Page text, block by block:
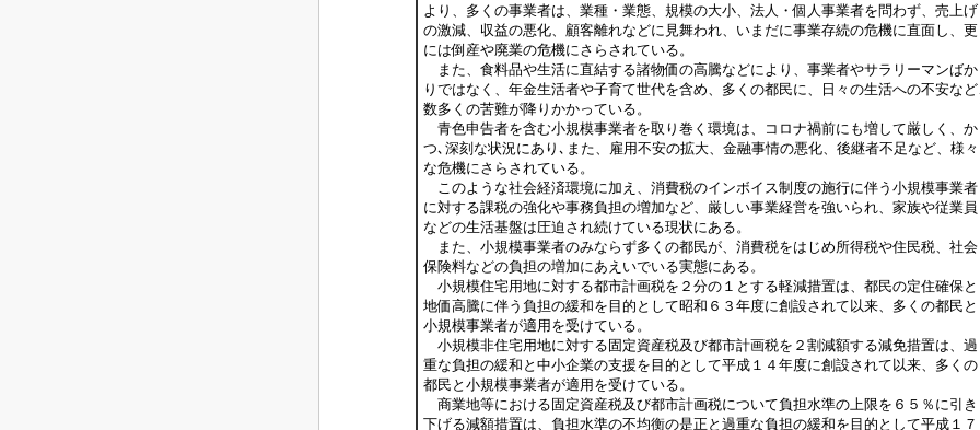
より、多くの事業者は、業種・業態、規模の大小、法人・個人事業者を問わず、売上げ
の激減、収益の悪化、顧客離れなどに見舞われ、いまだに事業存続の危機に直面し、更
には倒産や廃業の危機にさらされている。
また、食料品や生活に直結する諸物価の高騰などにより、事業者やサラリーマンばか
りではなく、年金生活者や子育て世代を含め、多くの都民に、日々の生活への不安など
数多くの苦難が降りかかっている。
青色申告者を含む小規模事業者を取り巻く環境は、コロナ禍前にも増して厳しく、か
つ､深刻な状況にあり､また、雇用不安の拡大、金融事情の悪化、後継者不足など、様々
な危機にさらされている。
このような社会経済環境に加え、消費税のインボイス制度の施行に伴う小規模事業者
に対する課税の強化や事務負担の増加など、厳しい事業経営を強いられ、家族や従業員
などの生活基盤は圧迫され続けている現状にある。
また、小規模事業者のみならず多くの都民が、消費税をはじめ所得税や住民税、社会
保険料などの負担の増加にあえいでいる実態にある。
小規模住宅用地に対する都市計画税を２分の１とする軽減措置は、都民の定住確保と
地価高騰に伴う負担の緩和を目的として昭和６３年度に創設されて以来、多くの都民と
小規模事業者が適用を受けている。
小規模非住宅用地に対する固定資産税及び都市計画税を２割減額する減免措置は、過
重な負担の緩和と中小企業の支援を目的として平成１４年度に創設されて以来、多くの
都民と小規模事業者が適用を受けている。
商業地等における固定資産税及び都市計画税について負担水準の上限を６５％に引き
下げる減額措置は、負担水準の不均衡の是正と過重な負担の緩和を目的として平成１７